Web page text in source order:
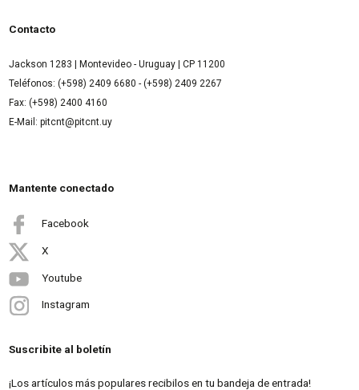
Contacto
Jackson 1283 | Montevideo - Uruguay | CP 11200
Teléfonos: (+598) 2409 6680 - (+598) 2409 2267
Fax: (+598) 2400 4160
E-Mail: pitcnt@pitcnt.uy
Mantente conectado
Facebook
X
Youtube
Instagram
Suscribite al boletín
¡Los artículos más populares recibilos en tu bandeja de entrada!